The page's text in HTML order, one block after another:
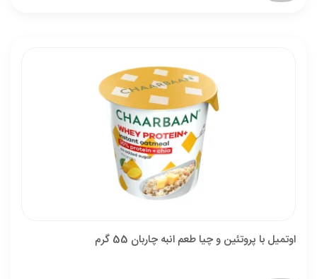
اوتمیل با پروتئین و چیا طعم انبه چاربان 55 گرم